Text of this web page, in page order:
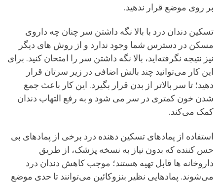
بر روی موضع قرار ندهید.
تسکین دندان درد با بالا نگه داشتن سر چنان چه داروی
مسکن در دسترس شما وجود ندارد و از روش های دیگر
نیز نتیجه نگرفته‌اید، بالا نگه داشتن سر را امتحان کنید. برای
این کار می‌توانید چند بالش اضافی در زیر سرتان قرار
دهید؛ تا سر بالاتر از بدن قرار بگیرد. این کار باعث جمع
شدن خون کمتری در سر می شود و به رفع التهاب دندان
کمک می‌کند.
استفاده از پمادهای تسکین دهنده درد برخی از پمادهای بی
حس کننده که بدون نیاز به نسخه پزشک، از طریق
داروخانه ها قابل تهیه هستند؛ موجب کاهش دندان درد
می‌شوند. پمادهایی نظیر بنزوکائین می‌توانند تا حدی موضع